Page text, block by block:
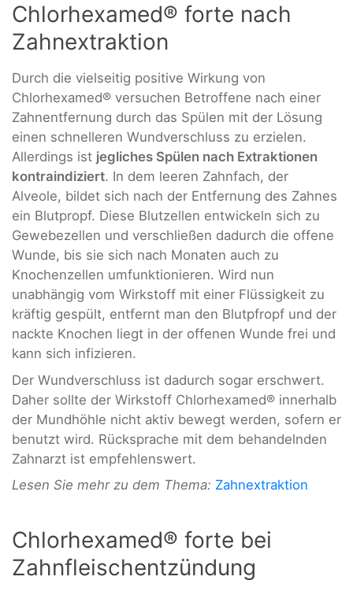
Chlorhexamed® forte nach
Zahnextraktion
Durch die vielseitig positive Wirkung von
Chlorhexamed® versuchen Betroffene nach einer
Zahnentfernung durch das Spülen mit der Lösung
einen schnelleren Wundverschluss zu erzielen.
Allerdings ist jegliches Spülen nach Extraktionen
kontraindiziert. In dem leeren Zahnfach, der
Alveole, bildet sich nach der Entfernung des Zahnes
ein Blutpropf. Diese Blutzellen entwickeln sich zu
Gewebezellen und verschließen dadurch die offene
Wunde, bis sie sich nach Monaten auch zu
Knochenzellen umfunktionieren. Wird nun
unabhängig vom Wirkstoff mit einer Flüssigkeit zu
kräftig gespült, entfernt man den Blutpfropf und der
nackte Knochen liegt in der offenen Wunde frei und
kann sich infizieren.
Der Wundverschluss ist dadurch sogar erschwert.
Daher sollte der Wirkstoff Chlorhexamed® innerhalb
der Mundhöhle nicht aktiv bewegt werden, sofern er
benutzt wird. Rücksprache mit dem behandelnden
Zahnarzt ist empfehlenswert.
Lesen Sie mehr zu dem Thema: Zahnextraktion
Chlorhexamed® forte bei
Zahnfleischentzündung